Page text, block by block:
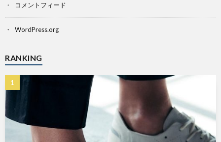
コメントフィード
WordPress.org
RANKING